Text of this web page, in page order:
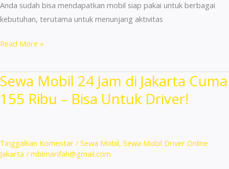
Anda sudah bisa mendapatkan mobil siap pakai untuk berbagai
kebutuhan, terutama untuk menunjang aktivitas
Sewa
Driver
Online
24
Mulai
155
Read More »
Sewa Mobil 24 Jam di Jakarta Cuma
155 Ribu – Bisa Untuk Driver!
Tinggalkan Komentar / Sewa Mobil, Sewa Mobil Driver Online
Jakarta / mbimarifah@gmail.com